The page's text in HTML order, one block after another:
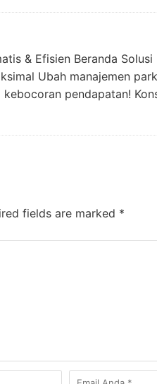
& Efisien Beranda
Ubah manajemen
pendapatan!
fields are marked *